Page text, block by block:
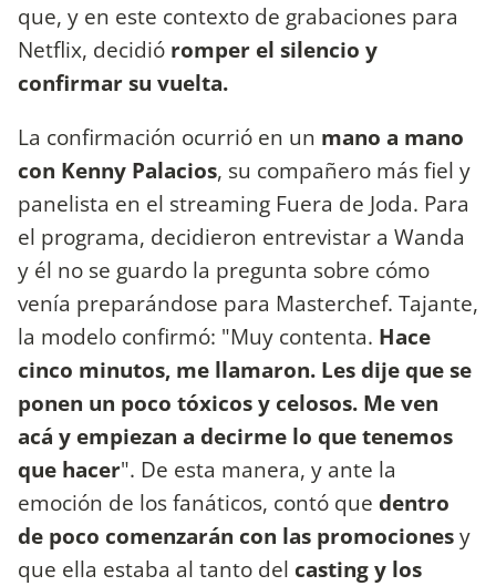
que, y en este contexto de grabaciones para
Netflix, decidió romper el silencio y
confirmar su vuelta.
La confirmación ocurrió en un mano a mano
con Kenny Palacios, su compañero más fiel y
panelista en el streaming Fuera de Joda. Para
el programa, decidieron entrevistar a Wanda
y él no se guardo la pregunta sobre cómo
venía preparándose para Masterchef. Tajante,
la modelo confirmó: "Muy contenta. Hace
cinco minutos, me llamaron. Les dije que se
ponen un poco tóxicos y celosos. Me ven
acá y empiezan a decirme lo que tenemos
que hacer". De esta manera, y ante la
emoción de los fanáticos, contó que dentro
de poco comenzarán con las promocionesy
que ella estaba al tanto del casting y los